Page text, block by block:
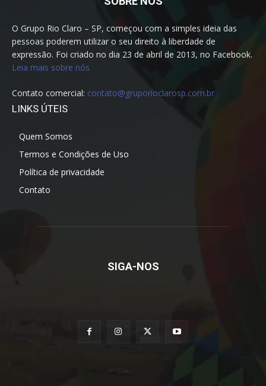
O Grupo Rio Claro – SP, começou com a simples ideia das
pessoas poderem utilizar o seu direito à liberdade de
expressão. Foi criado no dia 23 de abril de 2013, no Facebook.
Leia mais sobre nós
Contato comercial: contato@gruporioclarosp.com.br
LINKS ÚTEIS
Quem Somos
Termos e Condições de Uso
Política de privacidade
Contato
SIGA-NOS